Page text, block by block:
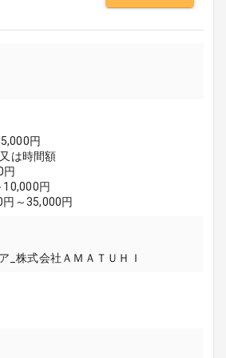
円
は時間額
円
10,000円
～35,000円
_株式会社ＡＭＡＴＵＨＩ